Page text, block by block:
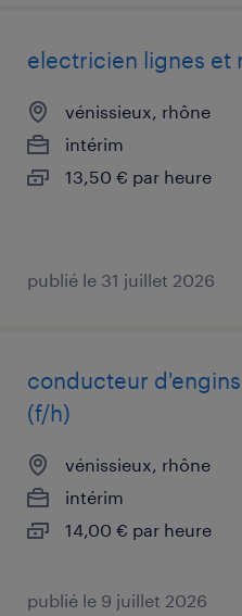
electricien lignes et
vénissieux, rhône
intérim
13,50 € par heure
publié le 31 juillet 2026
conducteur
(f/h)
vénissieux, rhône
intérim
14,00 € par heure
publié le 9 juillet 2026